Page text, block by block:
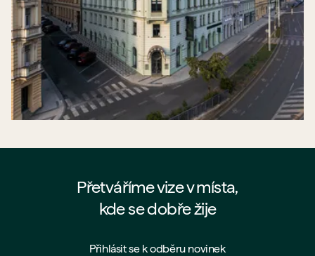
Přetváříme vize v místa,
kde se dobře žije
Přihlásit se k odběru novinek